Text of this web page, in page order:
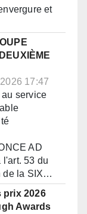
et
17:47
service
AD
l'art. 53 du
de la SIX…
prix 2026
Awards